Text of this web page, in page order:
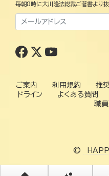
毎朝8時に大川隆法総裁ご著書より
ご案内 利用規約 推
ドライン
よくある質問
職
©